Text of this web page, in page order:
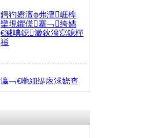
鍔犳嬁澶ф弗澶崕榫
欒垷鑺傞搴﹁绔嬧
€滅唺鐚澂鈥濇寫鎴樿
禌
瀛﹁€咃細缇庡浗娆查
€间笢鍗椾簹涓庝腑鍥
瘑灞€